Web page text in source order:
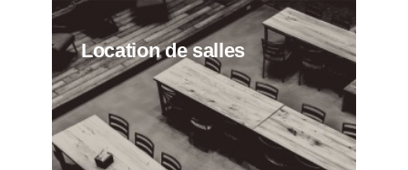
Location de salles